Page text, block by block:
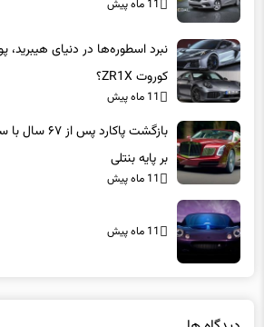
کوروت ZR1X؟
بر پایه بنتلی
11 ماه پیش